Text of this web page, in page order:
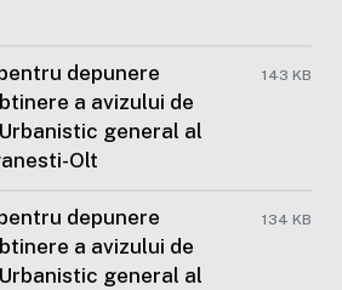
depunere
a avizului de
general al
Olt
143 KB
depunere
a avizului de
general al
134 KB